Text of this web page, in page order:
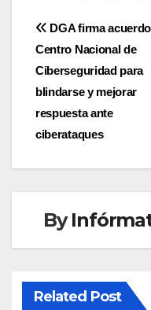
de
entradas
DGA firma
Centro Nacional de
Ciberseguridad para
blindarse y mejorar
respuesta ante
ciberataques
By
Related Post